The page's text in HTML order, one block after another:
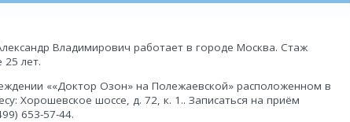
Владимирович работает в городе Москва. Стаж
25 лет.
««Доктор Озон» на Полежаевской» расположенном в
Хорошевское шоссе, д. 72, к. 1.. Записаться на приём
653-57-44.